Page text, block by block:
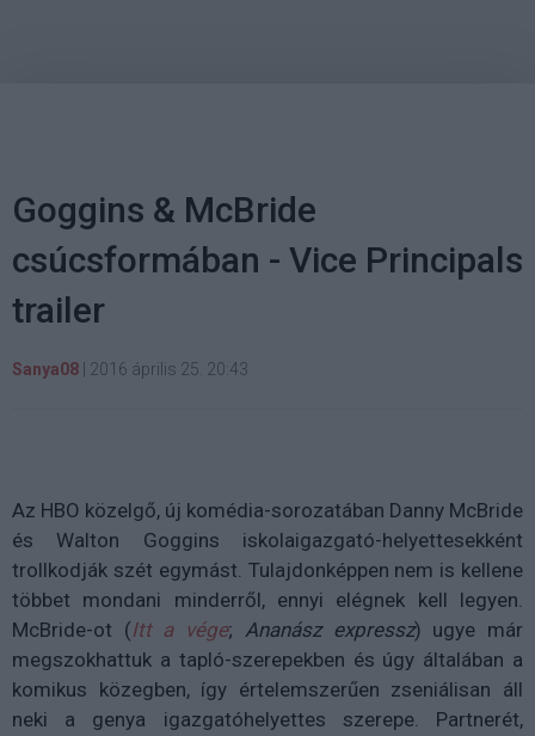
Goggins & McBride
csúcsformában - Vice Principals
trailer
Sanya08 2016 április 25. 20:43
Az HBO közelgő, új komédia-sorozatában Danny McBride
és Walton Goggins iskolaigazgató-helyettesekként
trollkodják szét egymást. Tulajdonképpen nem is kellene
többet mondani minderről, ennyi elégnek kell legyen.
McBride-ot (Itt a vége; Ananász expressz) ugye már
megszokhattuk a tapló-szerepekben és úgy általában a
komikus közegben, így értelemszerűen zseniálisan áll
neki a genya igazgatóhelyettes szerepe. Partnerét,